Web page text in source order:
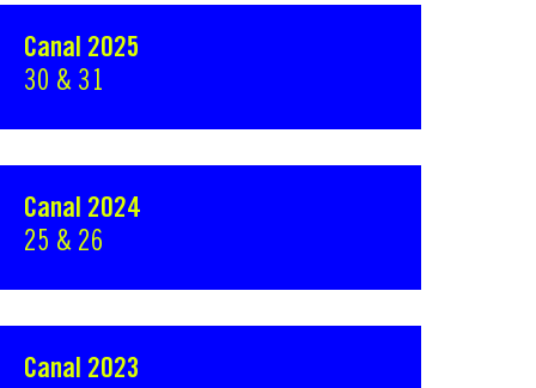
Canal 2025
30 & 31
Canal 2024
25 & 26
Canal 2023